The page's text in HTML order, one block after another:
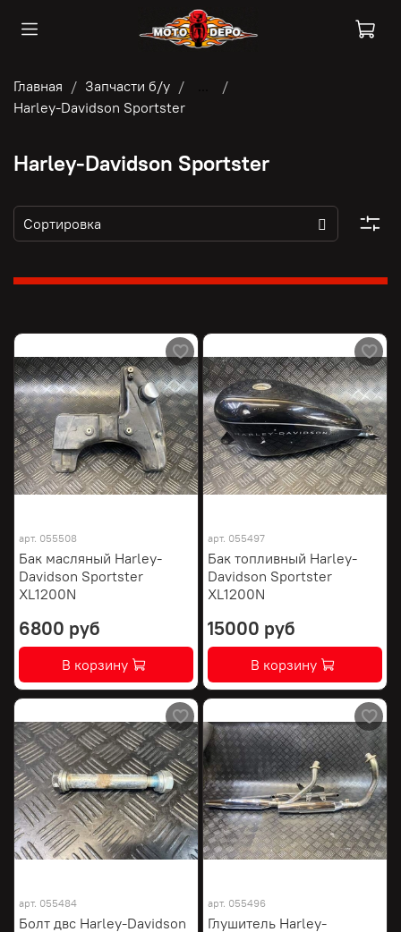
Главная Запчасти б/у
Harley-Davidson Sportster
Harley-Davidson Sportster
арт. 055508
Бак масляный Harley-
Davidson Sportster
XL1200N
6800 руб
В корзину
арт. 055497
Бак топливный Harley-
Davidson Sportster
XL1200N
15000 руб
В корзину
арт. 055484
Болт двс Harley-Davidson
арт. 055496
Глушитель Harley-